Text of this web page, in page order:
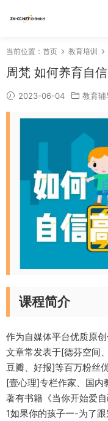
当前位置： 首页 教育培训
周梵 如何养育自
2023-06-04 教育辅
课程简介
作为自媒体平台优质原
文章常发表于[德芬空间
豆瓣、好报]等百万粉丝
[壹心理]专栏作家、国
著有书籍《当你开始爱
1如果你的孩子一-为了